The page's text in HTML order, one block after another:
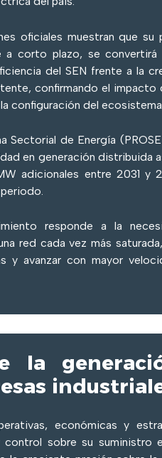
oficiales muestran que su
a corto plazo, se
del SEN frente a la
confirmando el impacto
configuración del
Sectorial de Energía
en generación distribuida
adicionales entre 2031 y
responde a la
red cada vez más
y avanzar con mayor
la
económicas y
control sobre su